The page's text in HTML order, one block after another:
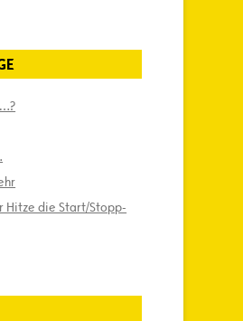
Hitze die Start/Stopp-